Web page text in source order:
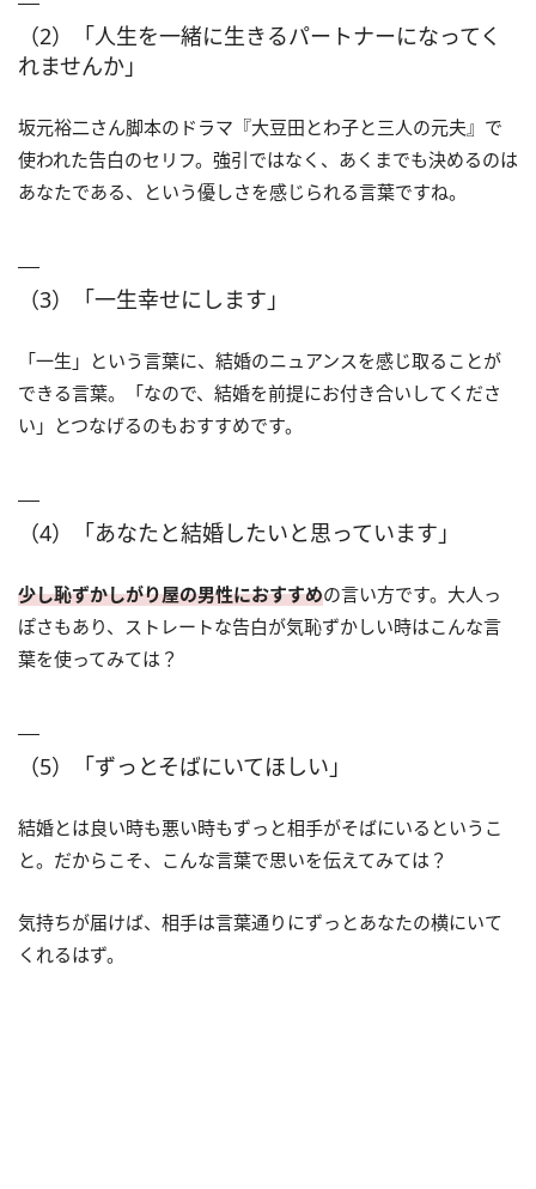
（2）「人生を一緒に生きるパートナーになってく
れませんか」
坂元裕二さん脚本のドラマ『大豆田とわ子と三人の元夫』で
使われた告白のセリフ。強引ではなく、あくまでも決めるのは
あなたである、という優しさを感じられる言葉ですね。
（3）「一生幸せにします」
「一生」という言葉に、結婚のニュアンスを感じ取ることが
できる言葉。「なので、結婚を前提にお付き合いしてくださ
い」とつなげるのもおすすめです。
（4）「あなたと結婚したいと思っています」
少し恥ずかしがり屋の男性におすすめの言い方です。大人っ
ぽさもあり、ストレートな告白が気恥ずかしい時はこんな言
葉を使ってみては？
（5）「ずっとそばにいてほしい」
結婚とは良い時も悪い時もずっと相手がそばにいるというこ
と。だからこそ、こんな言葉で思いを伝えてみては？
気持ちが届けば、相手は言葉通りにずっとあなたの横にいて
くれるはず。